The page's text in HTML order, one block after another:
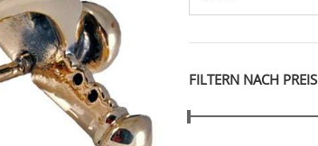
FILTERN NACH PREIS